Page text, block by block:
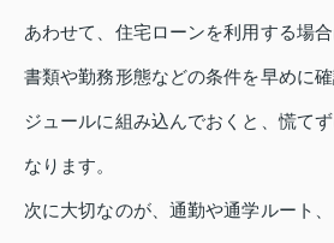
あわせて、住宅ローンを利用する場
書類や勤務形態などの条件を早めに
ジュールに組み込んでおくと、慌て
なります。
次に大切なのが、通勤や通学ルート